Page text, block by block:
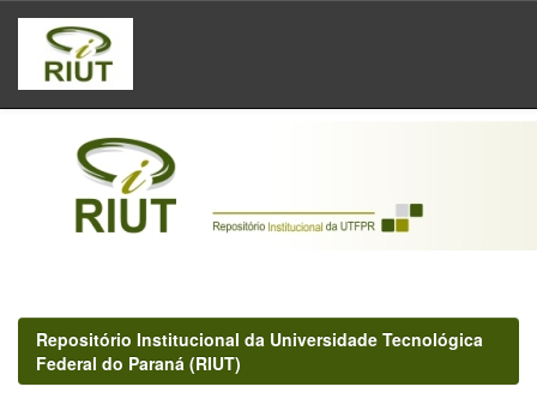
Skip
navigation
Repositório Institucional da Universidade Tecnológica
Federal do Paraná (RIUT)